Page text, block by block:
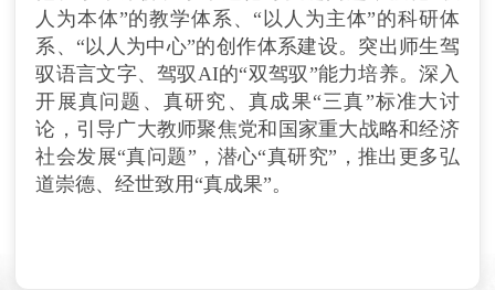
人为本体”的教学体系、“以人为主体”的科研体
系、“以人为中心”的创作体系建设。突出师生驾
驭语言文字、驾驭AI的“双驾驭”能力培养。深入
开展真问题、真研究、真成果“三真”标准大讨
论，引导广大教师聚焦党和国家重大战略和经济
社会发展“真问题”，潜心“真研究”，推出更多弘
道崇德、经世致用“真成果”。